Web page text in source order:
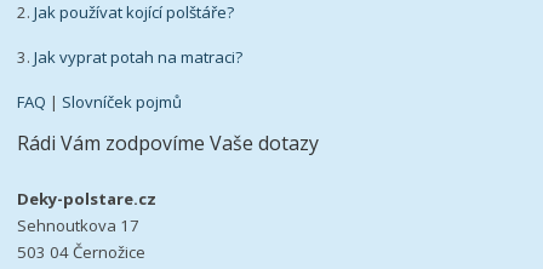
2.Jak používat kojící polštáře?
3.Jak vyprat potah na matraci?
FAQ | Slovníček pojmů
Rádi Vám zodpovíme Vaše dotazy
Deky-polstare.cz
Sehnoutkova 17
503 04 Černožice